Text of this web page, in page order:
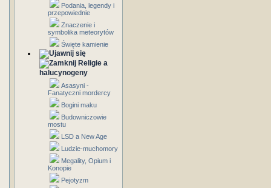
Podania, legendy i
przepowiednie
Znaczenie i
symbolika meteorytów
Święte kamienie
Religie a
halucynogeny
Asasyni -
Fanatyczni mordercy
Bogini maku
Budowniczowie
mostu
LSD a New Age
Ludzie-muchomory
Megality, Opium i
Konopie
Pejotyzm